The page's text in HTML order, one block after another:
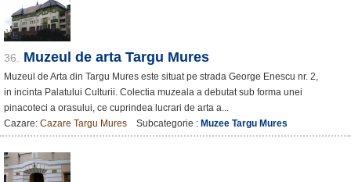
36. Muzeul de arta Targu Mures
Muzeul de Arta din Targu Mures este situat pe strada George Enescu nr. 2,
in incinta Palatului Culturii. Colectia muzeala a debutat sub forma unei
pinacoteci a orasului, ce cuprindea lucrari de arta a...
Cazare: Cazare Targu Mures Subcategorie : Muzee Targu Mures